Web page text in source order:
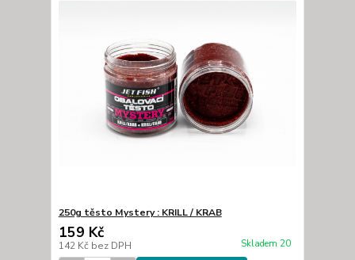
250g těsto Mystery : KRILL / KRAB
159 Kč
142 Kč bez DPH Skladem 20